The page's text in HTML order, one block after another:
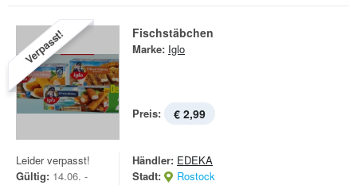
Verpasst! Fischstäbchen
Marke: Iglo
Preis: € 2,99
Leider verpasst!
Gültig: 14.06. -
Händler: EDEKA
Stadt:
Rostock